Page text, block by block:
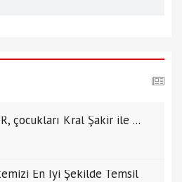
çocukları Kral Şakir ile ...
En İyi Şekilde Temsil